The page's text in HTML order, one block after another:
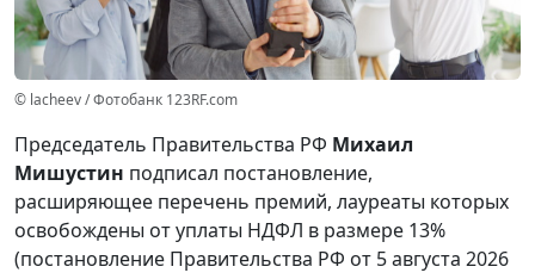
© lacheev / Фотобанк 123RF.com
Председатель Правительства РФ Михаил
Мишустин подписал постановление,
расширяющее перечень премий, лауреаты которых
освобождены от уплаты НДФЛ в размере 13%
(постановление Правительства РФ от 5 августа 2026